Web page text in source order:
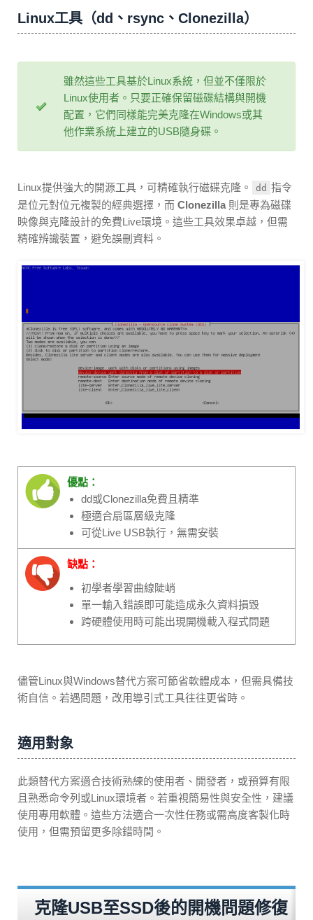
Linux工具（dd、rsync、Clonezilla）
雖然這些工具基於Linux系統，但並不僅限於
Linux使用者。只要正確保留磁碟結構與開機
配置，它們同樣能完美克隆在Windows或其
他作業系統上建立的USB隨身碟。
Linux提供強大的開源工具，可精確執行磁碟克隆。 dd 指令
是位元對位元複製的經典選擇，而 Clonezilla 則是專為磁碟
映像與克隆設計的免費Live環境。這些工具效果卓越，但需
精確辨識裝置，避免誤刪資料。
優點：
dd或Clonezilla免費且精準
極適合扇區層級克隆
可從Live USB執行，無需安裝
缺點：
初學者學習曲線陡峭
單一輸入錯誤即可能造成永久資料損毀
跨硬體使用時可能出現開機載入程式問題
儘管Linux與Windows替代方案可節省軟體成本，但需具備技
術自信。若遇問題，改用導引式工具往往更省時。
適用對象
此類替代方案適合技術熟練的使用者、開發者，或預算有限
且熟悉命令列或Linux環境者。若重視簡易性與安全性，建議
使用專用軟體。這些方法適合一次性任務或需高度客製化時
使用，但需預留更多除錯時間。
克隆USB至SSD後的開機問題修復